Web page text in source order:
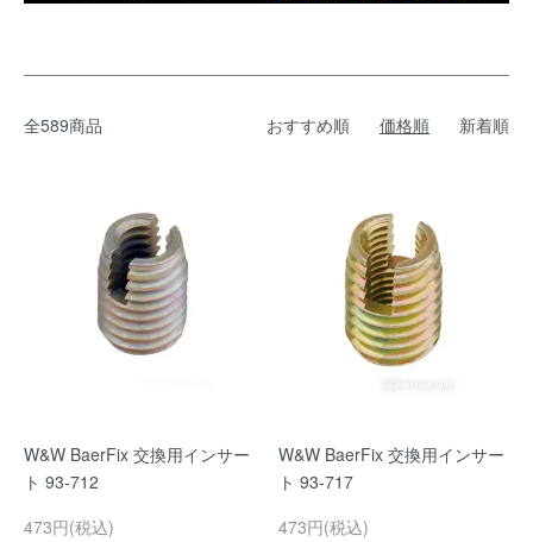
全589商品 おすすめ順 価格順 新着順
W&W BaerFix 交換用インサー
ト 93-712
473円(税込)
W&W BaerFix 交換用インサー
ト 93-717
473円(税込)